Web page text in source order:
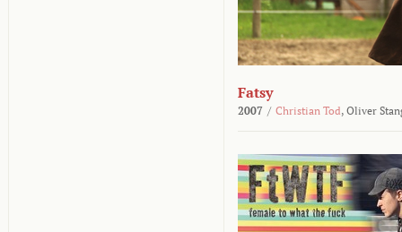
Fatsy
2007 / Christian Tod, Oliver